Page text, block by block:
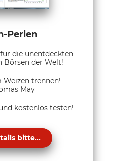
Perlen
die unentdeckten
Börsen der Welt!
Weizen trennen!
May
kostenlos testen!
bitte...